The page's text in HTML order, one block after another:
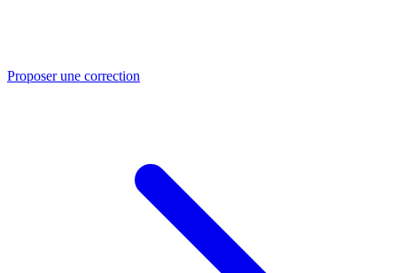
Proposer une correction